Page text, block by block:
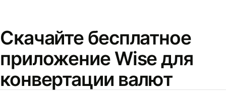
Скачайте бесплатное
приложение Wise для
конвертации валют